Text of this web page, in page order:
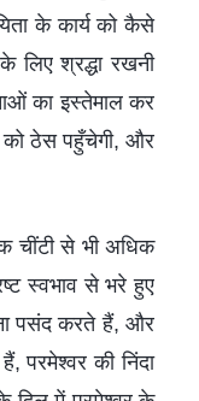
के कार्य को कैसे
श्रद्धा रखनी
का इस्तेमाल कर
को ठेस पहुँचेगी, और
चींटी से भी अधिक
स्वभाव से भरे हुए
पसंद करते हैं, और
परमेश्वर की निंदा